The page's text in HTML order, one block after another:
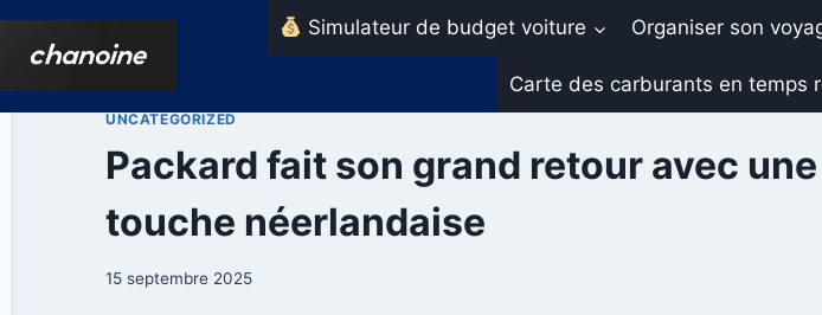
Aller
Simulateur de budget voiture Organiser son
Carte des carburants en temps
UNCATEGORIZED
Packard fait son grand retour avec
touche néerlandaise
15 septembre 2025